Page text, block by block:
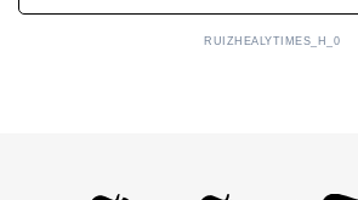
RUIZHEALYTIMES_H_0